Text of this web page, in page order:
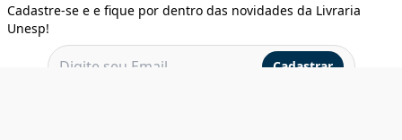
Cadastre-se e e fique por dentro das novidades da Livraria
Unesp!
Cadastrar